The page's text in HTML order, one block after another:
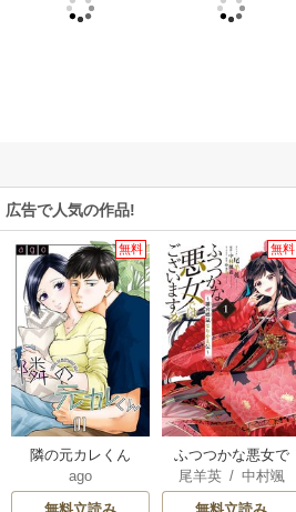
広告で人気の作品!
無料
隣の元カレくん
ago
無料
ふつつかな悪女で
はございますが ～
雛宮蝶鼠とりかえ
尾羊英/ 中村颯
希
/ ゆき哉